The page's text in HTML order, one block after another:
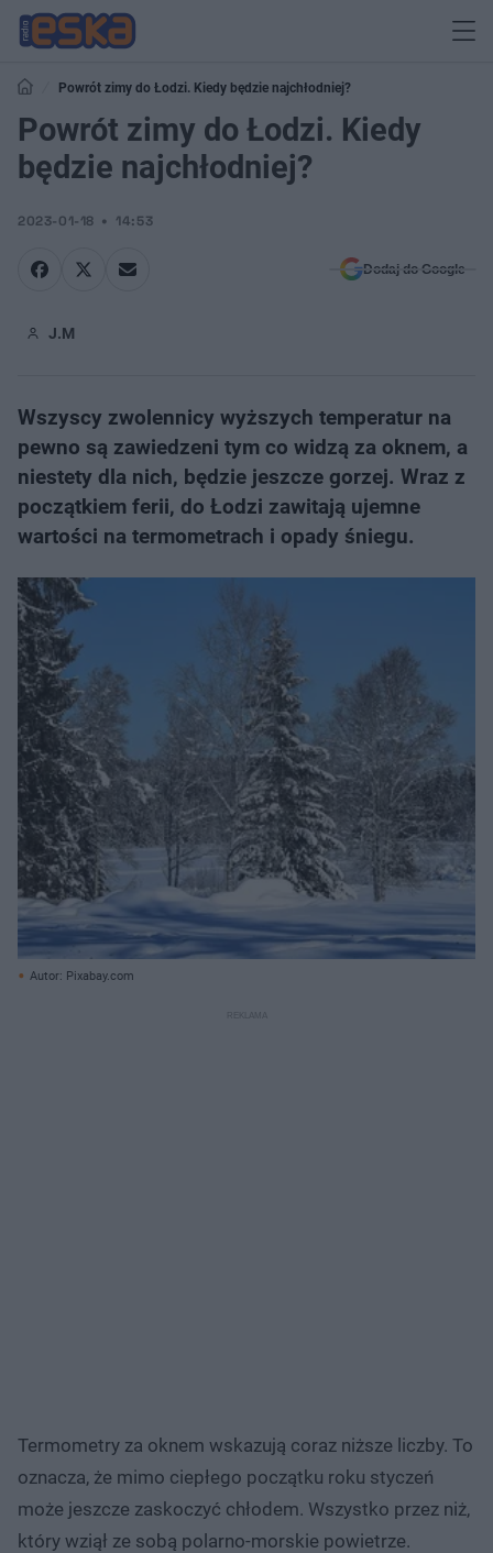
Powrót zimy do Łodzi. Kiedy będzie najchłodniej?
Powrót zimy do Łodzi. Kiedy
będzie najchłodniej?
2023-01-18 14:53
Dodaj do Google
J.M
Wszyscy zwolennicy wyższych temperatur na
pewno są zawiedzeni tym co widzą za oknem, a
niestety dla nich, będzie jeszcze gorzej. Wraz z
początkiem ferii, do Łodzi zawitają ujemne
wartości na termometrach i opady śniegu.
Autor: Pixabay.com
Termometry za oknem wskazują coraz niższe liczby. To
oznacza, że mimo ciepłego początku roku styczeń
może jeszcze zaskoczyć chłodem. Wszystko przez niż,
który wziął ze sobą polarno-morskie powietrze.